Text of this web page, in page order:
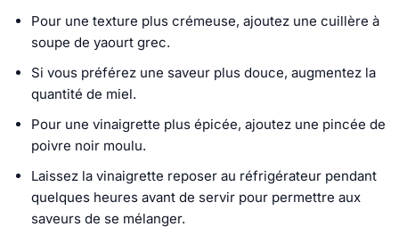
Pour une texture plus crémeuse, ajoutez une cuillère à
soupe de yaourt grec.
Si vous préférez une saveur plus douce, augmentez la
quantité de miel.
Pour une vinaigrette plus épicée, ajoutez une pincée de
poivre noir moulu.
Laissez la vinaigrette reposer au réfrigérateur pendant
quelques heures avant de servir pour permettre aux
saveurs de se mélanger.